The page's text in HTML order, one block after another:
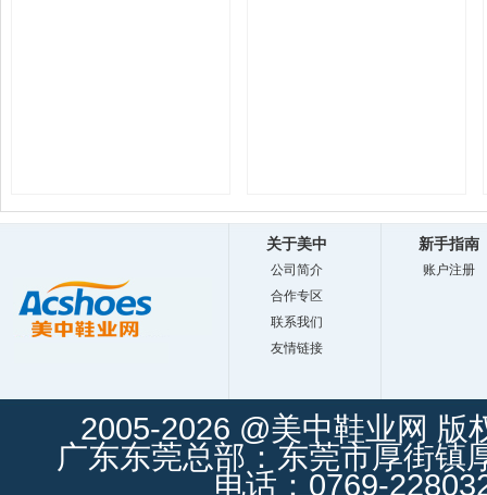
关于美中
公司简介
合作专区
联系我们
友情链接
新手指南
账户注册
2005-2026 @美中鞋业网 版
广东东莞总部：东莞市厚街镇
电话：0769-